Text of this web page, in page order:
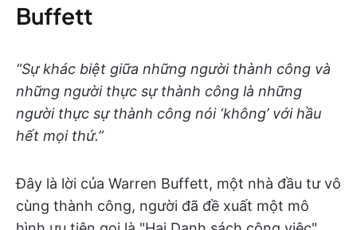
Buffett
“Sự khác biệt giữa những người thành công và
những người thực sự thành công là những
người thực sự thành công nói ‘không’ với hầu
hết mọi thứ.”
Đây là lời của Warren Buffett, một nhà đầu tư vô
cùng thành công, người đã đề xuất một mô